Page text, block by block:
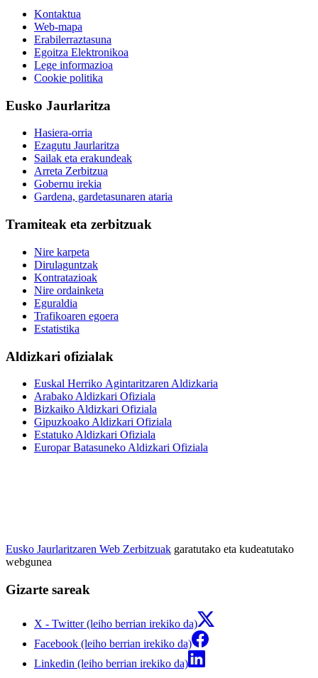
Kontaktua
Web-mapa
Erabilerraztasuna
Egoitza Elektronikoa
Lege informazioa
Cookie politika
Eusko Jaurlaritza
Hasiera-orria
Ezagutu Jaurlaritza
Sailak eta erakundeak
Arreta Zerbitzua
Gobernu irekia
Gardena, gardetasunaren ataria
Tramiteak eta zerbitzuak
Nire karpeta
Dirulaguntzak
Kontratazioak
Nire ordainketa
Eguraldia
Trafikoaren egoera
Estatistika
Aldizkari ofizialak
Euskal Herriko Agintaritzaren Aldizkaria
Arabako Aldizkari Ofiziala
Bizkaiko Aldizkari Ofiziala
Gipuzkoako Aldizkari Ofiziala
Estatuko Aldizkari Ofiziala
Europar Batasuneko Aldizkari Ofiziala
Eusko Jaurlaritzaren Web Zerbitzuak garatutako eta kudeatutako
webgunea
Gizarte sareak
X - Twitter (leiho berrian irekiko da)
Facebook (leiho berrian irekiko da)
Linkedin (leiho berrian irekiko da)